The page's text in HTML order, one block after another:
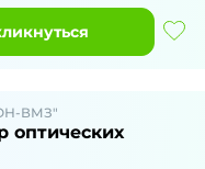
ВМЗ"
оптических